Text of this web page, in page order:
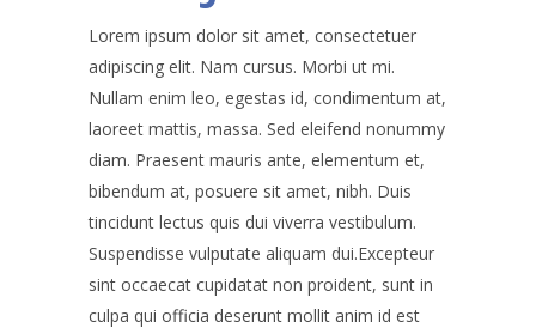
Lorem ipsum dolor sit amet, consectetuer
adipiscing elit. Nam cursus. Morbi ut mi.
Nullam enim leo, egestas id, condimentum at,
laoreet mattis, massa. Sed eleifend nonummy
diam. Praesent mauris ante, elementum et,
bibendum at, posuere sit amet, nibh. Duis
tincidunt lectus quis dui viverra vestibulum.
Suspendisse vulputate aliquam dui.Excepteur
sint occaecat cupidatat non proident, sunt in
culpa qui officia deserunt mollit anim id est